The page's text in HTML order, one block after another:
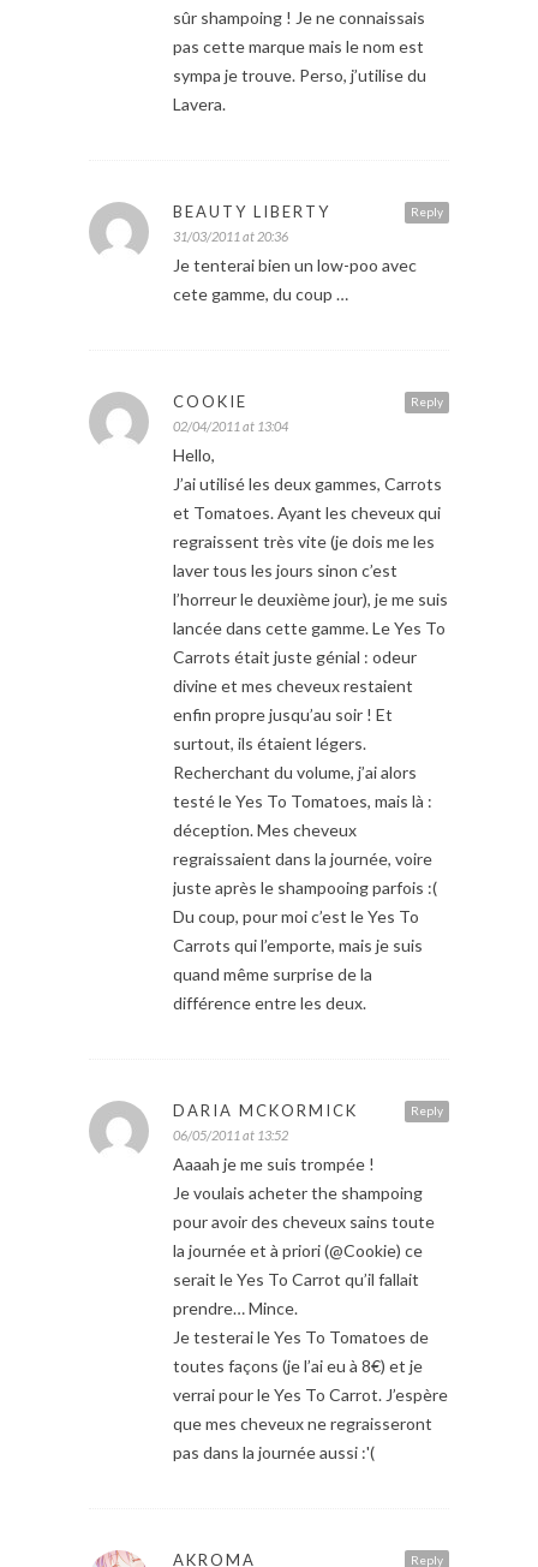
sûr shampoing ! Je ne connaissais
pas cette marque mais le nom est
sympa je trouve. Perso, j’utilise du
Lavera.
Reply
BEAUTY LIBERTY
31/03/2011 at 20:36
Je tenterai bien un low-poo avec
cete gamme, du coup …
Reply
COOKIE
02/04/2011 at 13:04
Hello,
J’ai utilisé les deux gammes, Carrots
et Tomatoes. Ayant les cheveux qui
regraissent très vite (je dois me les
laver tous les jours sinon c’est
l’horreur le deuxième jour), je me suis
lancée dans cette gamme. Le Yes To
Carrots était juste génial : odeur
divine et mes cheveux restaient
enfin propre jusqu’au soir ! Et
surtout, ils étaient légers.
Recherchant du volume, j’ai alors
testé le Yes To Tomatoes, mais là :
déception. Mes cheveux
regraissaient dans la journée, voire
juste après le shampooing parfois :(
Du coup, pour moi c’est le Yes To
Carrots qui l’emporte, mais je suis
quand même surprise de la
différence entre les deux.
Reply
DARIA MCKORMICK
06/05/2011 at 13:52
Aaaah je me suis trompée !
Je voulais acheter the shampoing
pour avoir des cheveux sains toute
la journée et à priori (@Cookie) ce
serait le Yes To Carrot qu’il fallait
prendre… Mince.
Je testerai le Yes To Tomatoes de
toutes façons (je l’ai eu à 8€) et je
verrai pour le Yes To Carrot. J’espère
que mes cheveux ne regraisseront
pas dans la journée aussi :'(
Reply
AKROMA